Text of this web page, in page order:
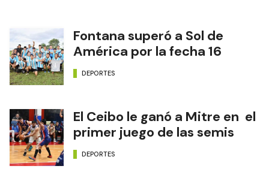
Fontana superó a Sol de
América por la fecha 16
DEPORTES
El Ceibo le ganó a Mitre en el
primer juego de las semis
DEPORTES